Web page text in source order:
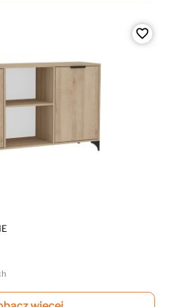
favorite_border